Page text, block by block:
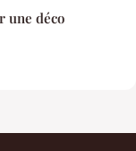
une déco